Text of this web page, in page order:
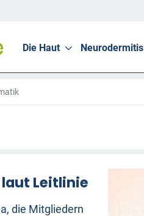
Die Haut Neurodermitis
Leitlinie
die Mitgliedern